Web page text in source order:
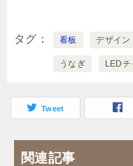
タグ 看板 デザイン
うなぎ LEDチ
Tweet
関連記事